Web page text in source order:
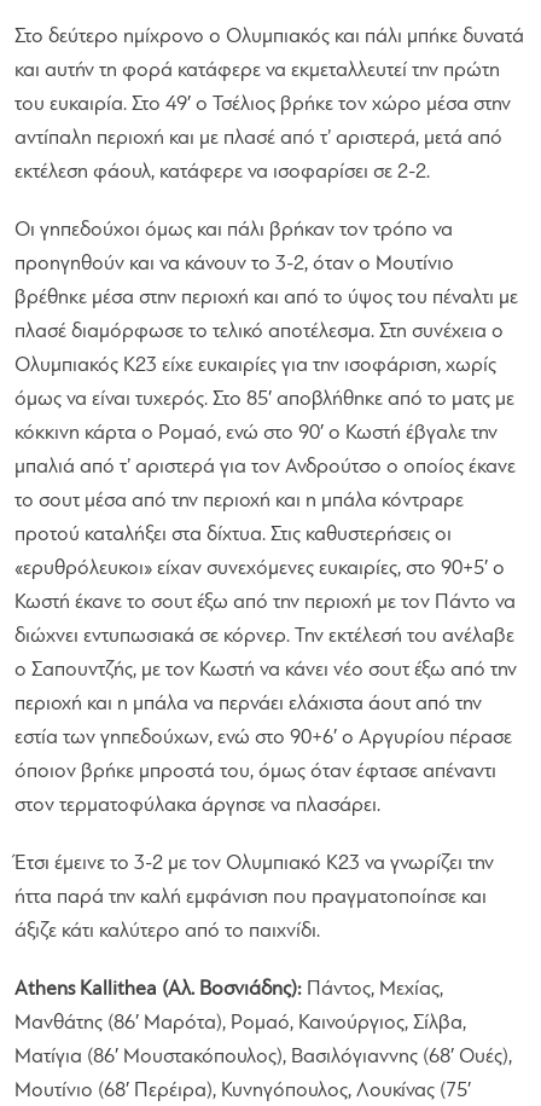
Στο δεύτερο ημίχρονο ο Ολυμπιακός και πάλι μπήκε δυνατά
και αυτήν τη φορά κατάφερε να εκμεταλλευτεί την πρώτη
του ευκαιρία. Στο 49′ ο Τσέλιος βρήκε τον χώρο μέσα στην
αντίπαλη περιοχή και με πλασέ από τ’ αριστερά, μετά από
εκτέλεση φάουλ, κατάφερε να ισοφαρίσει σε 2-2.
Οι γηπεδούχοι όμως και πάλι βρήκαν τον τρόπο να
προηγηθούν και να κάνουν το 3-2, όταν ο Μουτίνιο
βρέθηκε μέσα στην περιοχή και από το ύψος του πέναλτι με
πλασέ διαμόρφωσε το τελικό αποτέλεσμα. Στη συνέχεια ο
Ολυμπιακός Κ23 είχε ευκαιρίες για την ισοφάριση, χωρίς
όμως να είναι τυχερός. Στο 85′ αποβλήθηκε από το ματς με
κόκκινη κάρτα ο Ρομαό, ενώ στο 90′ ο Κωστή έβγαλε την
μπαλιά από τ’ αριστερά για τον Ανδρούτσο ο οποίος έκανε
το σουτ μέσα από την περιοχή και η μπάλα κόντραρε
προτού καταλήξει στα δίχτυα. Στις καθυστερήσεις οι
«ερυθρόλευκοι» είχαν συνεχόμενες ευκαιρίες, στο 90+5′ ο
Κωστή έκανε το σουτ έξω από την περιοχή με τον Πάντο να
διώχνει εντυπωσιακά σε κόρνερ. Την εκτέλεσή του ανέλαβε
ο Σαπουντζής, με τον Κωστή να κάνει νέο σουτ έξω από την
περιοχή και η μπάλα να περνάει ελάχιστα άουτ από την
εστία των γηπεδούχων, ενώ στο 90+6′ ο Αργυρίου πέρασε
όποιον βρήκε μπροστά του, όμως όταν έφτασε απέναντι
στον τερματοφύλακα άργησε να πλασάρει.
Έτσι έμεινε το 3-2 με τον Ολυμπιακό Κ23 να γνωρίζει την
ήττα παρά την καλή εμφάνιση που πραγματοποίησε και
άξιζε κάτι καλύτερο από το παιχνίδι.
Athens Kallithea (Αλ. Βοσνιάδης): Πάντος, Μεχίας,
Μανθάτης (86′ Μαρότα), Ρομαό, Καινούργιος, Σίλβα,
Ματίγια (86′ Μουστακόπουλος), Βασιλόγιαννης (68′ Ουές),
Μουτίνιο (68′ Περέιρα), Κυνηγόπουλος, Λουκίνας (75′